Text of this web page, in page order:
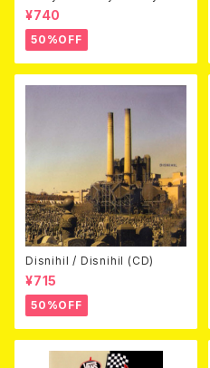
away (CDEP)
¥740
50%OFF
Disnihil / Disnihil (CD)
¥715
50%OFF